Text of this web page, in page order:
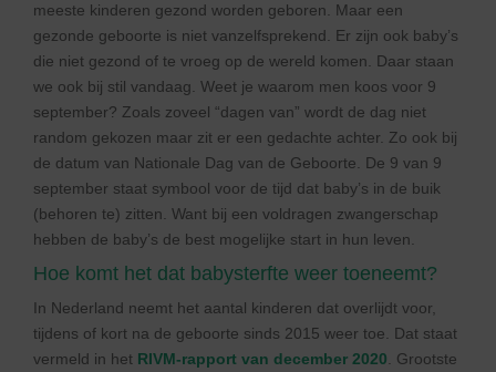
meeste kinderen gezond worden geboren. Maar een
gezonde geboorte is niet vanzelfsprekend. Er zijn ook baby’s
die niet gezond of te vroeg op de wereld komen. Daar staan
we ook bij stil vandaag. Weet je waarom men koos voor 9
september? Zoals zoveel “dagen van” wordt de dag niet
random gekozen maar zit er een gedachte achter. Zo ook bij
de datum van Nationale Dag van de Geboorte. De 9 van 9
september staat symbool voor de tijd dat baby’s in de buik
(behoren te) zitten. Want bij een voldragen zwangerschap
hebben de baby’s de best mogelijke start in hun leven.
Hoe komt het dat babysterfte weer toeneemt?
In Nederland neemt het aantal kinderen dat overlijdt voor,
tijdens of kort na de geboorte sinds 2015 weer toe. Dat staat
vermeld in het RIVM-rapport van december 2020 . Grootste